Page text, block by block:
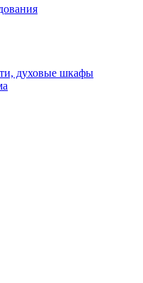
духовые шкафы